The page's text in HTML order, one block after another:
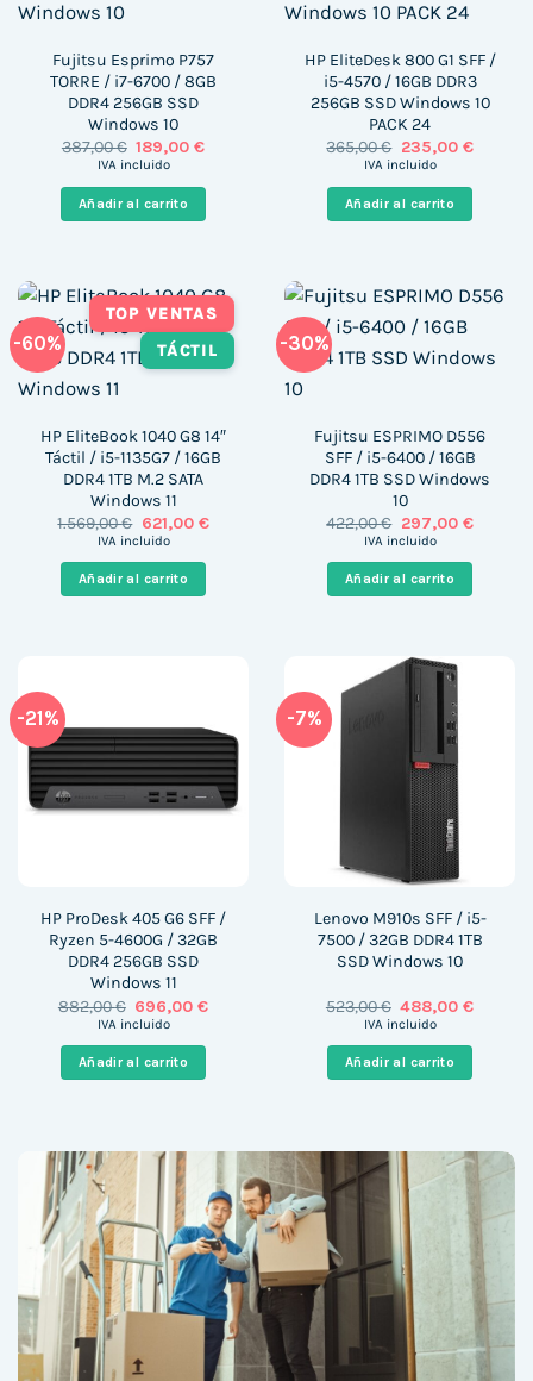
Fujitsu Esprimo P757
TORRE / i7-6700 / 8GB
DDR4 256GB SSD
Windows 10
387,00€ El
precio
era:
387,00 €.
189,00€El
es:
IVA incluido
Añadir al carrito
HP EliteDesk 800 G1 SFF /
i5-4570 / 16GB DDR3
256GB SSD Windows 10
PACK 24
365,00€ El
precio
era:
365,00 €.
235,00 €El
es:
IVA incluido
Añadir al carrito
-60%
TOP VENTAS
TÁCTIL
HP EliteBook 1040 G8 14″
Táctil / i5-1135G7 / 16GB
DDR4 1TB M.2 SATA
Windows 11
1.569,00€ El
precio
era:
1.569,00 €.
621,00 €El
IVA incluido
Añadir al carrito
-30%
Fujitsu ESPRIMO D556
SFF / i5-6400 / 16GB
DDR4 1TB SSD Windows
10
422,00€ El
precio
era:
422,00 €.
297,00 €El
es:
297,00
IVA incluido
Añadir al carrito
-21%
HP ProDesk 405 G6 SFF /
Ryzen 5-4600G / 32GB
DDR4 256GB SSD
Windows 11
882,00€ El
precio
era:
882,00 €.
696,00€El
IVA incluido
Añadir al carrito
-7%
Lenovo M910s SFF / i5-
7500 / 32GB DDR4 1TB
SSD Windows 10
523,00€ El
precio
era:
523,00 €.
488,00€El
IVA incluido
Añadir al carrito